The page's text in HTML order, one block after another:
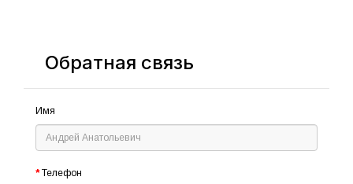
Обратная связь
Имя
Телефон